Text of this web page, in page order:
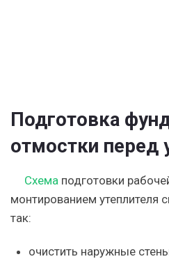
Подготовка
отмостки перед
Схема подготовки
монтированием утеплителя
так:
очистить наружные